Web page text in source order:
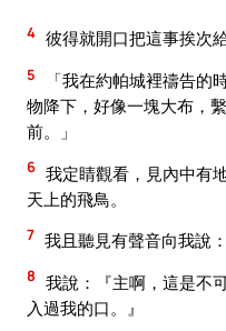
4 彼得就開口把這事挨次
5
「我在約帕城裡禱告的
物降下，好像一塊大布，
前。」
6 我定睛觀看，見內中有
天上的飛鳥。
7 我且聽見有聲音向我說
8 我說：『主啊，這是不
入過我的口。』